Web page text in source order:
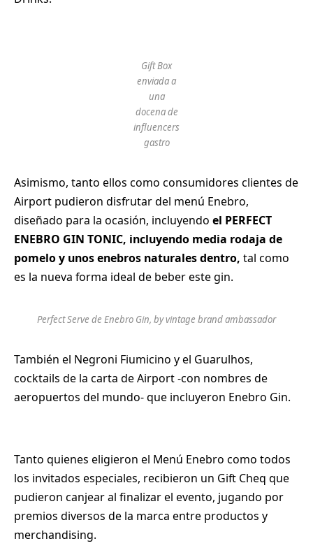
Gift Box
enviada a
una
docena de
influencers
gastro
Asimismo, tanto ellos como consumidores clientes de
Airport pudieron disfrutar del menú Enebro,
diseñado para la ocasión, incluyendo el PERFECT
ENEBRO GIN TONIC, incluyendo media rodaja de
pomelo y unos enebros naturales dentro, tal como
es la nueva forma ideal de beber este gin.
Perfect Serve de Enebro Gin, by vintage brand ambassador
También el Negroni Fiumicino y el Guarulhos,
cocktails de la carta de Airport -con nombres de
aeropuertos del mundo- que incluyeron Enebro Gin.
Tanto quienes eligieron el Menú Enebro como todos
los invitados especiales, recibieron un Gift Cheq que
pudieron canjear al finalizar el evento, jugando por
premios diversos de la marca entre productos y
merchandising.